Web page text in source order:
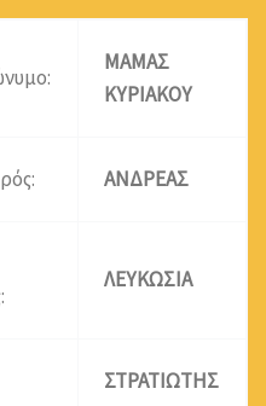
ΜΑΜΑΣ
ΚΥΡΙΑΚΟΥ
ΑΝΔΡΕΑΣ
ΛΕΥΚΩΣΙΑ
ΣΤΡΑΤΙΩΤΗΣ